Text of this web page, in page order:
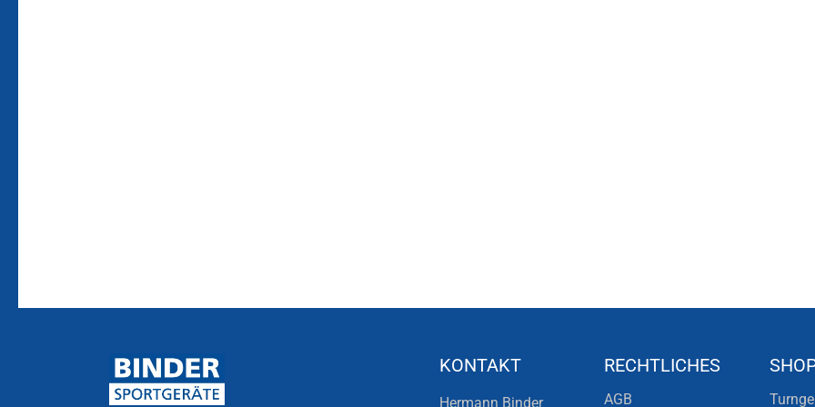
KONTAKT
Hermann Binder
RECHTLICHES
AGB